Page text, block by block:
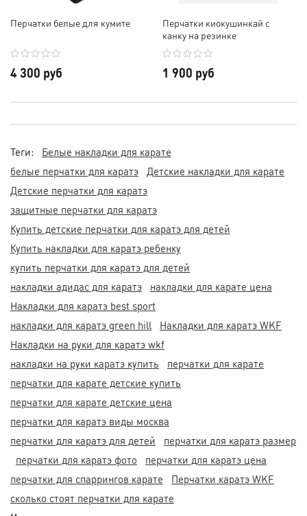
Перчатки белые для кумите
4 300 руб
Перчатки киокушинкай с
канку на резинке
1 900 руб
Теги:
Белые накладки для карате
белые перчатки для каратэ
Детские накладки для карате
Детские перчатки для каратэ
защитные перчатки для каратэ
Купить детские перчатки для каратэ для детей
Купить накладки для каратэ ребенку
купить перчатки для каратэ для детей
накладки адидас для каратэ
накладки для карате цена
Накладки для каратэ best sport
накладки для каратэ green hill
Накладки для каратэ WKF
Накладки на руки для каратэ wkf
накладки на руки каратэ купить
перчатки для карате
перчатки для карате детские купить
перчатки для карате детские цена
перчатки для каратэ виды москва
перчатки для каратэ для детей
перчатки для каратэ размер
перчатки для каратэ фото
перчатки для каратэ цена
перчатки для спаррингов карате
Перчатки каратэ WKF
сколько стоят перчатки для карате